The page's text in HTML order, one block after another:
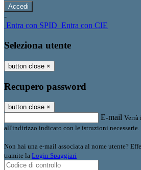
-
Entra con SPID Entra con CIE
Seleziona utente
button close ×
Recupero password
button close ×
E-mail Verrà
all'indirizzo indicato con le istruzioni necessarie.
Non hai una e-mail associata al nome utente?
tramite la Login Spaggiari